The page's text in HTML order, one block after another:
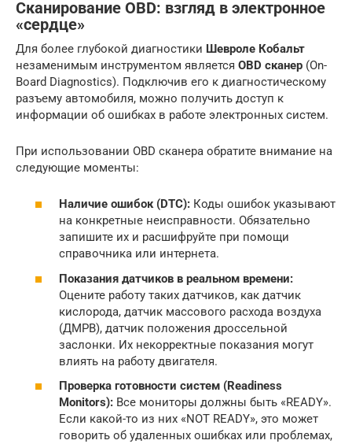
Сканирование OBD: взгляд в электронное
«сердце»
Для более глубокой диагностики Шевроле Кобальт
незаменимым инструментом является OBD сканер (On-
Board Diagnostics). Подключив его к диагностическому
разъему автомобиля, можно получить доступ к
информации об ошибках в работе электронных систем.
При использовании OBD сканера обратите внимание на
следующие моменты:
Наличие ошибок (DTC): Коды ошибок указывают
на конкретные неисправности. Обязательно
запишите их и расшифруйте при помощи
справочника или интернета.
Показания датчиков в реальном времени:
Оцените работу таких датчиков, как датчик
кислорода, датчик массового расхода воздуха
(ДМРВ), датчик положения дроссельной
заслонки. Их некорректные показания могут
влиять на работу двигателя.
Проверка готовности систем (Readiness
Monitors): Все мониторы должны быть «READY».
Если какой-то из них «NOT READY», это может
говорить об удаленных ошибках или проблемах,